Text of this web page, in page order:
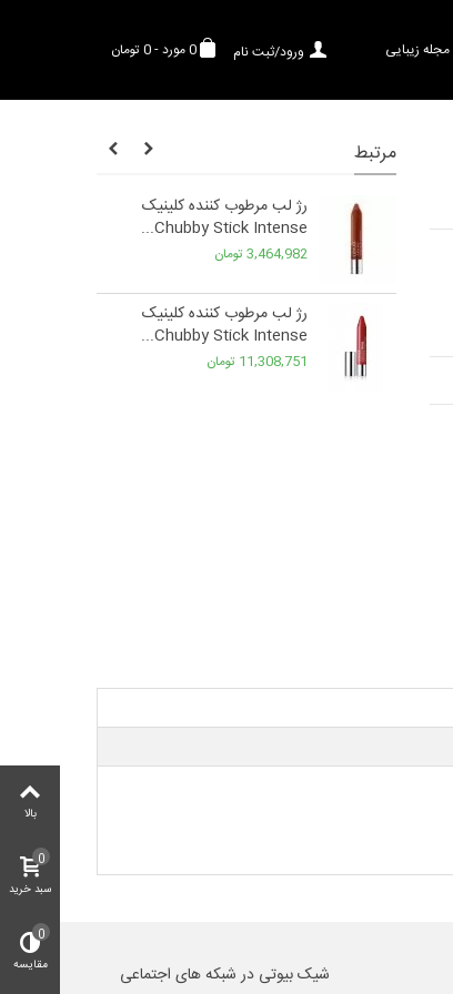
0مورد-0 تومان ورود/ثبت نام مجله زیبایی
مرتبط
رژ لب مرطوب کننده کلینیک
Chubby Stick Intense...
3,464,982 تومان
رژ لب مرطوب کننده کلینیک
Chubby Stick Intense...
11,308,751 تومان
شیک بیوتی در شبکه های اجتماعی
بالا
سبد خرید
0
مقایسه
0